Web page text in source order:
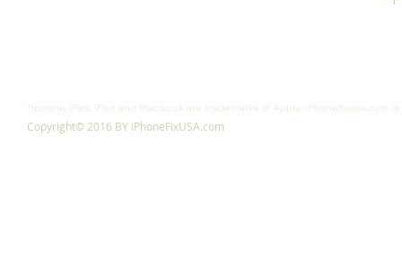
*iphone, iPad, iPod and Macbook are trademarks of Apple.
Copyright© 2016 BY iPhoneFixUSA.com